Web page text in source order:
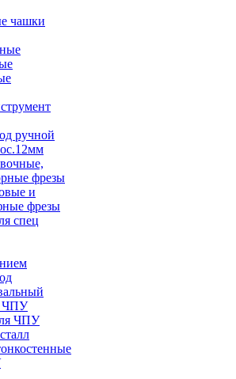
чашки
ручной
фрезы
и
фрезы
спец
ЧПУ
ЧПУ